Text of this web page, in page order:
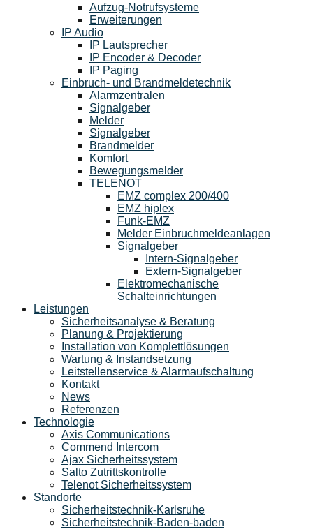
Aufzug-Notrufsysteme
Erweiterungen
IP Audio
IP Lautsprecher
IP Encoder & Decoder
IP Paging
Einbruch- und Brandmeldetechnik
Alarmzentralen
Signalgeber
Melder
Signalgeber
Brandmelder
Komfort
Bewegungsmelder
TELENOT
EMZ complex 200/400
EMZ hiplex
Funk-EMZ
Melder Einbruchmeldeanlagen
Signalgeber
Intern-Signalgeber
Extern-Signalgeber
Elektromechanische
Schalteinrichtungen
Leistungen
Sicherheitsanalyse & Beratung
Planung & Projektierung​
Installation von Komplettlösungen
Wartung & Instandsetzung
Leitstellenservice & Alarmaufschaltung
Kontakt
News
Referenzen
Technologie
Axis Communications
Commend Intercom
Ajax Sicherheitssystem​
Salto Zutrittskontrolle
Telenot Sicherheitssystem
Standorte
Sicherheitstechnik-Karlsruhe
Sicherheitstechnik-Baden-baden